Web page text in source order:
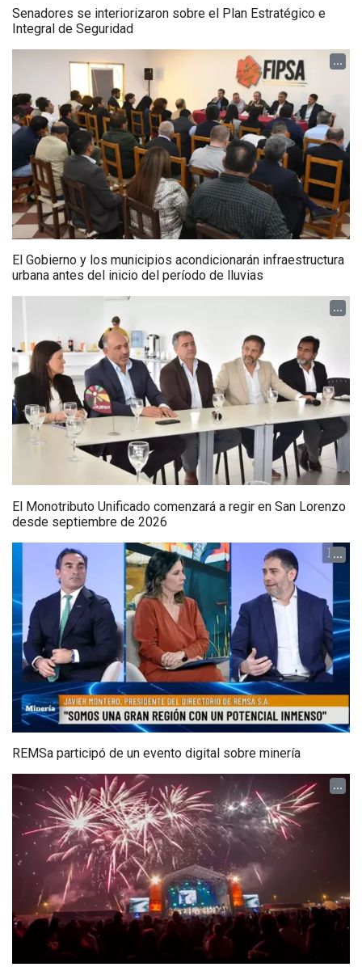
Senadores se interiorizaron sobre el Plan Estratégico e
Integral de Seguridad
...
El Gobierno y los municipios acondicionarán infraestructura
urbana antes del inicio del período de lluvias
...
El Monotributo Unificado comenzará a regir en San Lorenzo
desde septiembre de 2026
...
REMSa participó de un evento digital sobre minería
...